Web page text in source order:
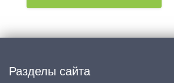
Разделы сайта